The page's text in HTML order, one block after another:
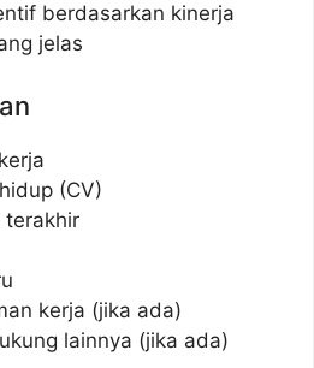
berdasarkan kinerja
jelas
(CV)
terakhir
kerja (jika ada)
lainnya (jika ada)